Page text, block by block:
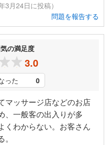
3月24日に投稿）
問題を報告する
の満足度
3.0
った 0
マッサージ店などのお店
、一般客の出入りが多
くわからない。お客さん